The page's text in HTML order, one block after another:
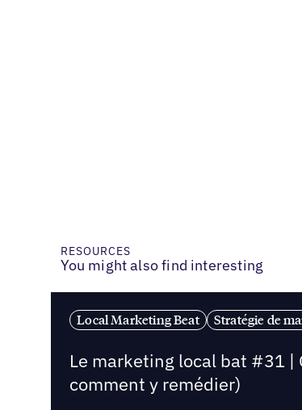
RESOURCES
You might also find interesting
Local Marketing Beat Stratégie de
Le marketing local bat #31
comment y remédier)